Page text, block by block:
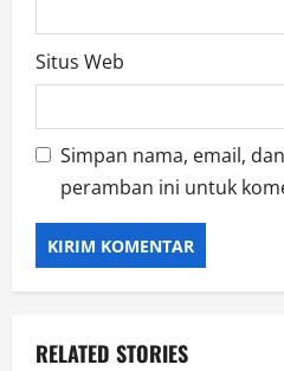
Situs Web
Simpan nama, email,
peramban ini untuk
RELATED STORIES